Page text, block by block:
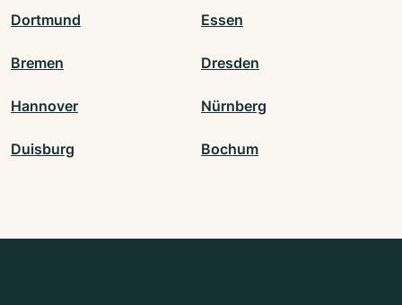
Dortmund Essen
Bremen Dresden
Hannover Nürnberg
Duisburg Bochum